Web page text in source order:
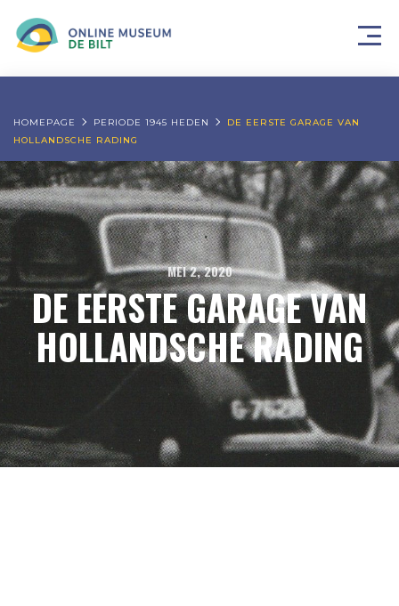
HOMEPAGE PERIODE 1945 HEDEN
DE EERSTE GARAGE VAN
HOLLANDSCHE RADING
MEI 2, 2020
DE EERSTE GARAGE VAN
HOLLANDSCHE RADING